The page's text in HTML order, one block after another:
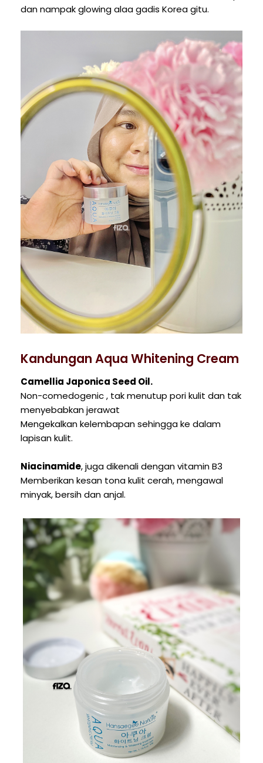
dan nampak glowing alaa gadis Korea gitu.
Kandungan Aqua Whitening Cream
Camellia Japonica Seed Oil.
Non-comedogenic , tak menutup pori kulit dan tak
menyebabkan jerawat
Mengekalkan kelembapan sehingga ke dalam
lapisan kulit.
Niacinamide, juga dikenali dengan vitamin B3
Memberikan kesan tona kulit cerah, mengawal
minyak, bersih dan anjal.